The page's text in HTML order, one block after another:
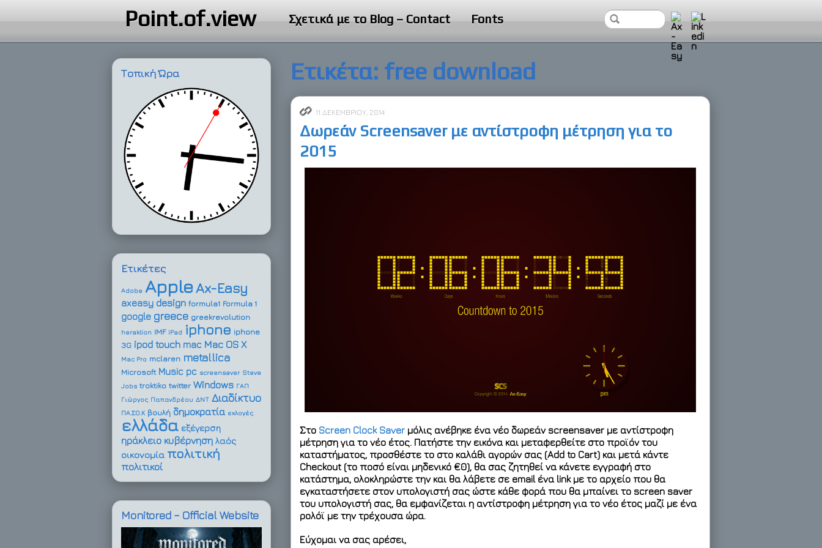
Point.of.view Σχετικά με το Blog – Contact Fonts
Ετικέτα: free download
11 ΔΕΚΕΜΒΡΊΟΥ, 2014
Δωρεάν Screensaver με αντίστροφη μέτρηση για το
2015
Στο Screen Clock Saver μόλις ανέβηκε ένα νέο δωρεάν screensaver με αντίστροφη
μέτρηση για το νέο έτος. Πατήστε την εικόνα και μεταφερθείτε στο προϊόν του
καταστήματος, προσθέστε το στο καλάθι αγορών σας (Add to Cart) και μετά κάντε
Checkout (το ποσό είναι μηδενικό €0), θα σας ζητηθεί να κάνετε εγγραφή στο
κατάστημα, ολοκληρώστε την και θα λάβετε σε email ένα link με το αρχείο που θα
εγκαταστήσετε στον υπολογιστή σας ώστε κάθε φορά που θα μπαίνει το screen saver
του υπολογιστή σας, θα εμφανίζεται η αντίστροφη μέτρηση για το νέο έτος μαζί με ένα
ρολόϊ με την τρέχουσα ώρα.
Εύχομαι να σας αρέσει,
Τοπική Ώρα
Ετικέτες
Adobe AppleAx-Easy
axeasy design formula1 Formula 1
google greece greekrevolution
heraklion IMF iPad iphone iphone
3G ipod touch mac Mac OS X
Mac Pro mclaren metallica
Microsoft Music pc screensaver Steve
Jobs troktiko twitter Windows ΓΑΠ
Γιώργος Παπανδρέου ΔΝΤ Διαδίκτυο
ΠΑ.ΣΟ.Κ βουλή δημοκρατία εκλογές
ελλάδα εξέγερση
ηράκλειο κυβέρνηση λαός
οικονομία πολιτική
πολιτικοί
Monitored – Official Website